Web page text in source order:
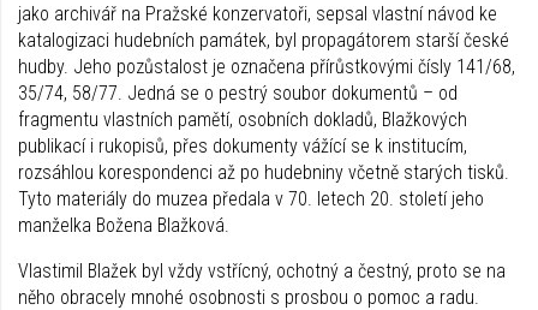
jako archivář na Pražské konzervatoři, sepsal vlastní návod ke
katalogizaci hudebních památek, byl propagátorem starší české
hudby. Jeho pozůstalost je označena přírůstkovými čísly 141/68,
35/74, 58/77. Jedná se o pestrý soubor dokumentů – od
fragmentu vlastních pamětí, osobních dokladů, Blažkových
publikací i rukopisů, přes dokumenty vážící se k institucím,
rozsáhlou korespondenci až po hudebniny včetně starých tisků.
Tyto materiály do muzea předala v 70. letech 20. století jeho
manželka Božena Blažková.
Vlastimil Blažek byl vždy vstřícný, ochotný a čestný, proto se na
něho obracely mnohé osobnosti s prosbou o pomoc a radu.